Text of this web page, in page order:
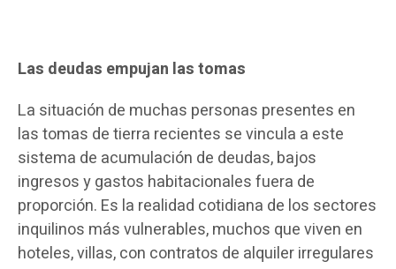
Las deudas empujan las tomas
La situación de muchas personas presentes en
las tomas de tierra recientes se vincula a este
sistema de acumulación de deudas, bajos
ingresos y gastos habitacionales fuera de
proporción. Es la realidad cotidiana de los sectores
inquilinos más vulnerables, muchos que viven en
hoteles, villas, con contratos de alquiler irregulares